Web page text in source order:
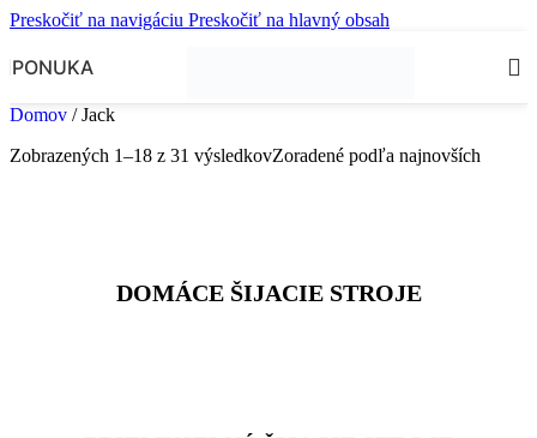
Preskočiť na navigáciu Preskočiť na hlavný obsah
PONUKA
Domov / Jack
Zobrazených 1–18 z 31 výsledkovZoradené podľa najnovších
DOMÁCE ŠIJACIE STROJE